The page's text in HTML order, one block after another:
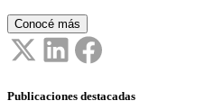
Conocé más
Publicaciones destacadas